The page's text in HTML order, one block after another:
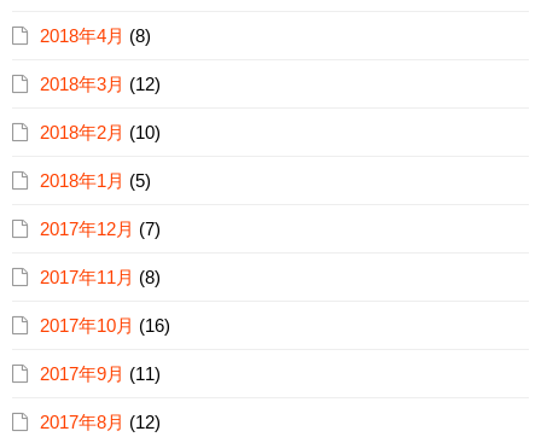
2018年4月 (8)
2018年3月 (12)
2018年2月 (10)
2018年1月 (5)
2017年12月 (7)
2017年11月 (8)
2017年10月 (16)
2017年9月 (11)
2017年8月 (12)